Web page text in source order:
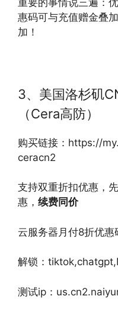
惠码可与充值赠金叠
加！
3、美国洛杉矶
（Cera高防）
购买链接：https://
ceracn2
支持双重折扣优惠，
惠， 续费同价
云服务器月付8折优惠
解锁：
测试ip：